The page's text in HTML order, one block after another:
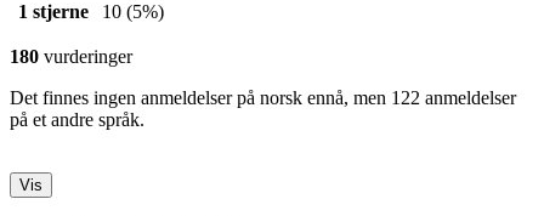
1 stjerne
10 (5%)
180 vurderinger
Det finnes ingen anmeldelser på norsk ennå, men 122 anmeldelser
på et andre språk.
Vis